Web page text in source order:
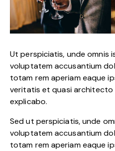
Ut perspiciatis, unde omnis
voluptatem accusantium
totam rem aperiam eaque
veritatis et quasi
explicabo.
Sed ut perspiciatis, unde
voluptatem accusantium
totam rem aperiam eaque